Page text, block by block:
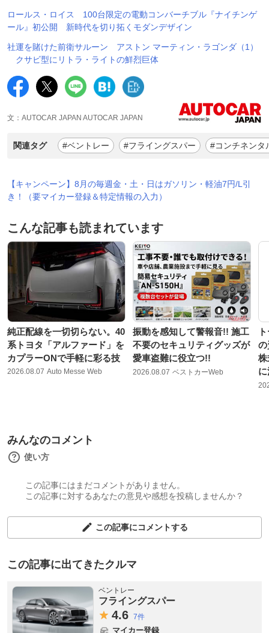
ロールス・ロイス 100台限定の電動コンバーチブル『ナイチンゲ
ール』初公開 新時代を切り拓くモダンデザイン
社運を賭けた前衛サルーン アストン マーティン・ラゴンダ（1）
クサビ型にリトラ・ライトの鮮烈巨体
文：AUTOCAR JAPAN AUTOCAR JAPAN
関連タグ #ベントレー #フライングスパー #コンチネンタ
【キャンペーン】8月の毎週金・土・日はガソリン・軽油7円/L引
き！（要マイカー登録＆特定情報の入力）
こんな記事も読まれています
純正配線を一切切らない。40
系トヨタ「アルファード」を
カプラーONで手軽に彩る技
2026.08.07 Auto Messe Web
振動を感知して警報音!! 施工
不要のセキュリティグッズが
愛車盗難に役立つ!!
2026.08.07 ベストカーWeb
みんなのコメント
使い方
この記事にはまだコメントがありません。
この記事に対するあなたの意見や感想を投稿しませんか？
この記事にコメントする
この記事に出てきたクルマ
ベントレー
フライングスパー
4.6 7件
マイカー登録